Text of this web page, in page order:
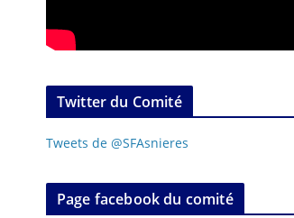
Twitter du Comité
Tweets de @SFAsnieres
Page facebook du comité